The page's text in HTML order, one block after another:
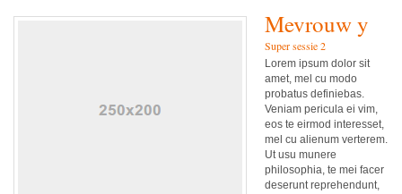
Mevrouw y
Super sessie 2
Lorem ipsum dolor sit
amet, mel cu modo
probatus definiebas.
Veniam pericula ei vim,
eos te eirmod interesset,
mel cu alienum verterem.
Ut usu munere
philosophia, te mei facer
deserunt reprehendunt,